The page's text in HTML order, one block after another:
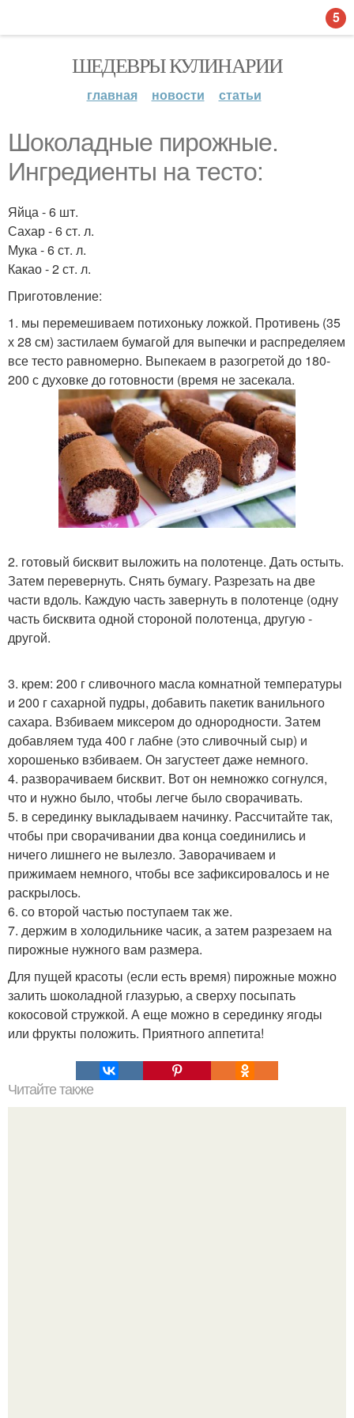
ШЕДЕВРЫ КУЛИНАРИИ
главная новости статьи
Шоколадные пирожные.
Ингредиенты на тесто:
Яйца - 6 шт.
Сахар - 6 ст. л.
Мука - 6 ст. л.
Какао - 2 ст. л.
Приготовление:
1. мы перемешиваем потихоньку ложкой. Противень (35
х 28 см) застилаем бумагой для выпечки и распределяем
все тесто равномерно. Выпекаем в разогретой до 180-
200 с духовке до готовности (время не засекала.
2. готовый бисквит выложить на полотенце. Дать остыть.
Затем перевернуть. Снять бумагу. Разрезать на две
части вдоль. Каждую часть завернуть в полотенце (одну
часть бисквита одной стороной полотенца, другую -
другой.
3. крем: 200 г сливочного масла комнатной температуры
и 200 г сахарной пудры, добавить пакетик ванильного
сахара. Взбиваем миксером до однородности. Затем
добавляем туда 400 г лабне (это сливочный сыр) и
хорошенько взбиваем. Он загустеет даже немного.
4. разворачиваем бисквит. Вот он немножко согнулся,
что и нужно было, чтобы легче было сворачивать.
5. в серединку выкладываем начинку. Рассчитайте так,
чтобы при сворачивании два конца соединились и
ничего лишнего не вылезло. Заворачиваем и
прижимаем немного, чтобы все зафиксировалось и не
раскрылось.
6. со второй частью поступаем так же.
7. держим в холодильнике часик, а затем разрезаем на
пирожные нужного вам размера.
Для пущей красоты (если есть время) пирожные можно
залить шоколадной глазурью, а сверху посыпать
кокосовой стружкой. А еще можно в серединку ягоды
или фрукты положить. Приятного аппетита!
Читайте также
5